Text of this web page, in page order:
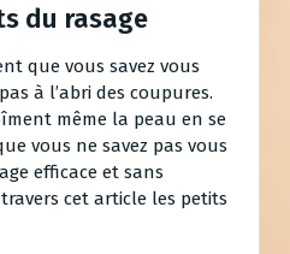
du rasage
que vous savez vous
à l’abri des coupures.
même la peau en se
vous ne savez pas vous
efficace et sans
cet article les petits